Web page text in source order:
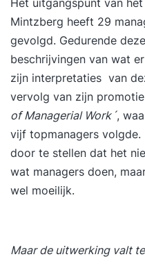
Mintzberg heeft 29
gevolgd. Gedurende
beschrijvingen van wat
zijn interpretaties van
vervolg van zijn
of Managerial Work´,
vijf topmanagers
door te stellen dat het
wat managers doen,
wel moeilijk.
Maar de uitwerking valt